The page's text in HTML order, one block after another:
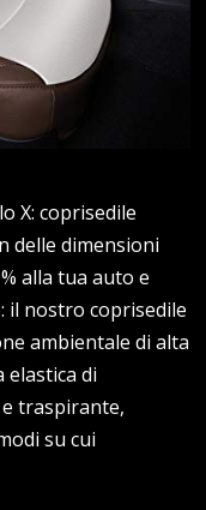
X: coprisedile
delle dimensioni
alla tua auto e
il nostro coprisedile
ambientale di alta
elastica di
traspirante,
su cui